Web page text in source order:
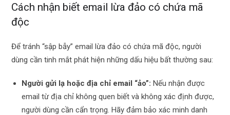
Cách nhận biết email lừa đảo có chứa mã
độc
Để tránh “sập bẫy” email lừa đảo có chứa mã độc, người
dùng cần tinh mắt phát hiện những dấu hiệu bất thường sau:
Người gửi lạ hoặc địa chỉ email “ảo”: Nếu nhận được
email từ địa chỉ không quen biết và không xác định được,
người dùng cần cẩn trọng. Hãy đảm bảo xác minh danh